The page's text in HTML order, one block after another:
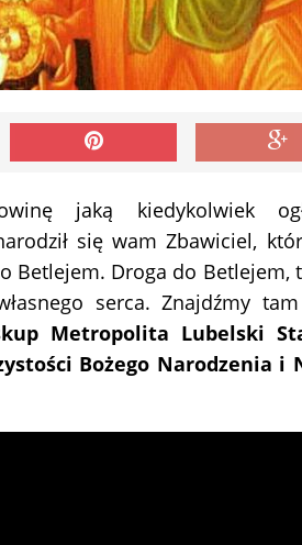
jaką kiedykolwiek
się wam Zbawiciel,
Betlejem. Droga do Betlejem,
serca. Znajdźmy tam
Metropolita Lubelski
Bożego Narodzenia i